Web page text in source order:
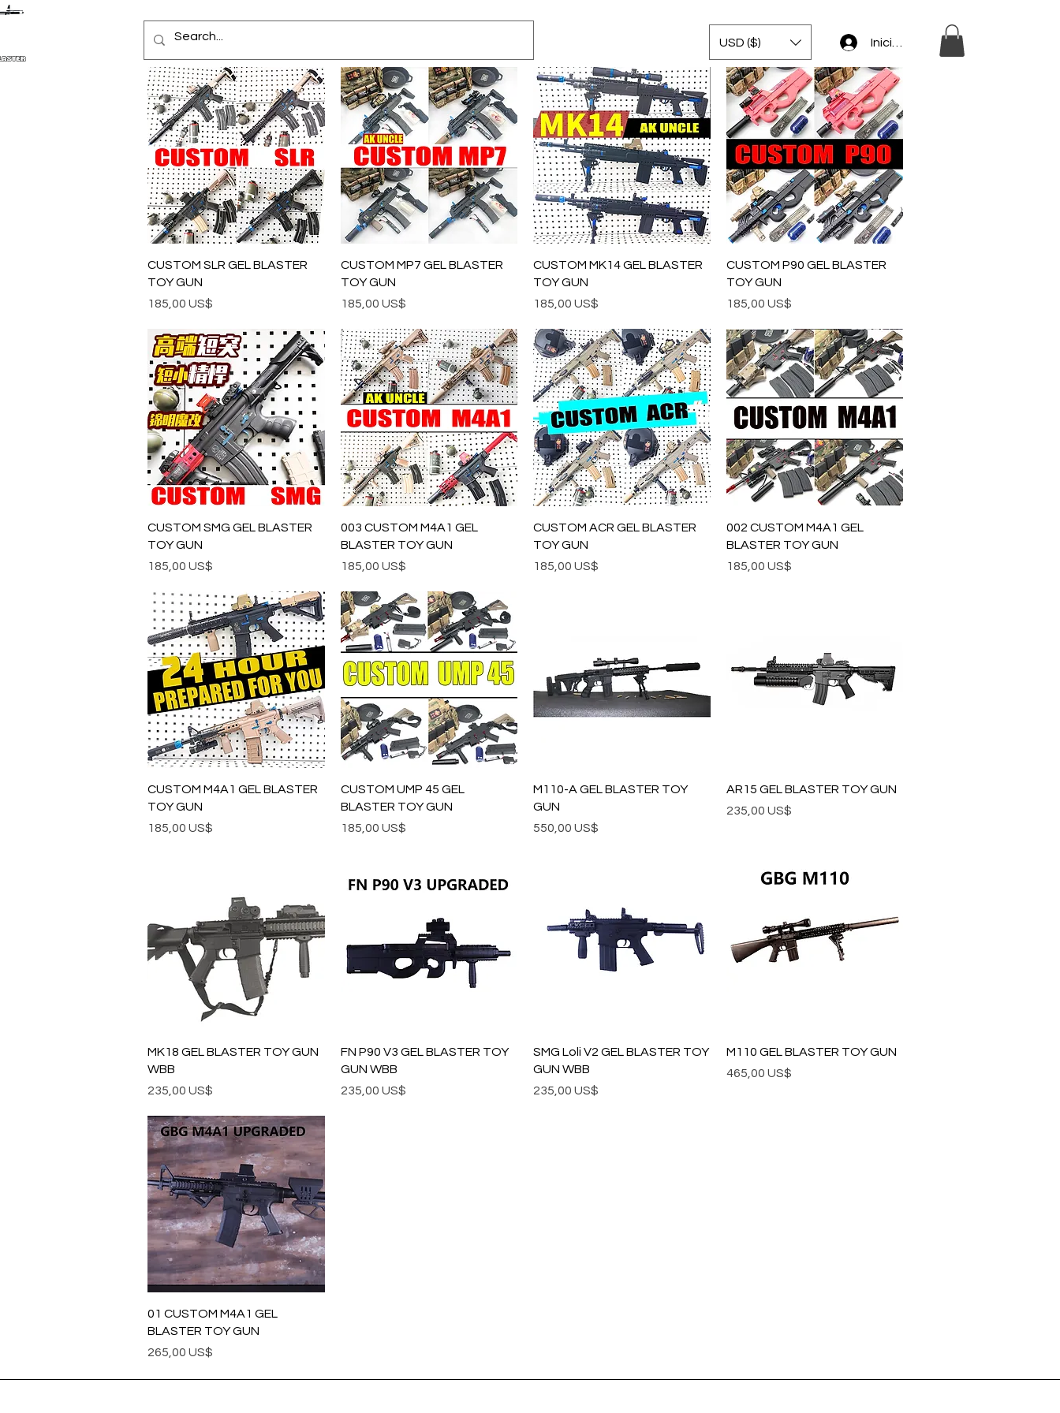
USD ($) Iniciar sesión
Vista rápida
CUSTOM SLR GEL BLASTER
TOY GUN
Precio
185,00 US$
Vista rápida
CUSTOM MP7 GEL BLASTER
TOY GUN
Precio
185,00 US$
Vista rápida
CUSTOM MK14 GEL BLASTER
TOY GUN
Precio
185,00 US$
Vista rápida
CUSTOM P90 GEL BLASTER
TOY GUN
Precio
185,00 US$
Vista rápida
CUSTOM SMG GEL BLASTER
TOY GUN
Precio
185,00 US$
Vista rápida
003 CUSTOM M4A1 GEL
BLASTER TOY GUN
Precio
185,00 US$
Vista rápida
CUSTOM ACR GEL BLASTER
TOY GUN
Precio
185,00 US$
Vista rápida
002 CUSTOM M4A1 GEL
BLASTER TOY GUN
Precio
185,00 US$
Vista rápida
CUSTOM M4A1 GEL BLASTER
TOY GUN
Precio
185,00 US$
Vista rápida
CUSTOM UMP 45 GEL
BLASTER TOY GUN
Precio
185,00 US$
Vista rápida
M110-A GEL BLASTER TOY
GUN
Precio
550,00 US$
Vista rápida
AR15 GEL BLASTER TOY GUN
Precio
235,00 US$
Vista rápida
MK18 GEL BLASTER TOY GUN
WBB
Precio
235,00 US$
Vista rápida
FN P90 V3 GEL BLASTER TOY
GUN WBB
Precio
235,00 US$
Vista rápida
SMG Loli V2 GEL BLASTER TOY
GUN WBB
Precio
235,00 US$
Vista rápida
M110 GEL BLASTER TOY GUN
Precio
465,00 US$
Vista rápida
01 CUSTOM M4A1 GEL
BLASTER TOY GUN
Precio
265,00 US$